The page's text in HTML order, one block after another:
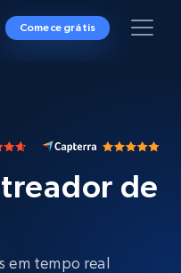
Comece grátis
de
em tempo real